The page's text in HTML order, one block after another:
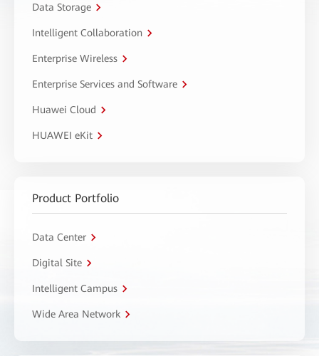
Data Storage
Intelligent Collaboration
Enterprise Wireless
Enterprise Services and Software
Huawei Cloud
HUAWEI eKit
Product Portfolio
Data Center
Digital Site
Intelligent Campus
Wide Area Network